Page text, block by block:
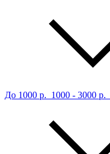
До 1000 р. 1000 - 3000 р.